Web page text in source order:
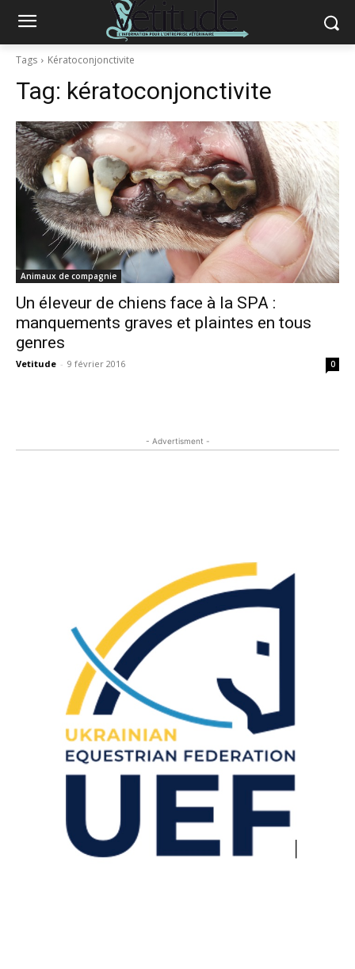
Tags Kératoconjonctivite
Tag: kératoconjonctivite
Animaux de compagnie
Un éleveur de chiens face à la SPA :
manquements graves et plaintes en tous
genres
Vetitude - 9 février 2016 0
- Advertisment -